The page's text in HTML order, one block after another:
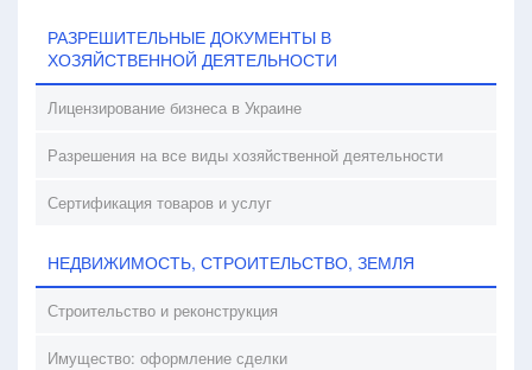
РАЗРЕШИТЕЛЬНЫЕ ДОКУМЕНТЫ В
ХОЗЯЙСТВЕННОЙ ДЕЯТЕЛЬНОСТИ
Лицензирование бизнеса в Украине
Разрешения на все виды хозяйственной деятельности
Сертификация товаров и услуг
НЕДВИЖИМОСТЬ, СТРОИТЕЛЬСТВО, ЗЕМЛЯ
Строительство и реконструкция
Имущество: оформление сделки